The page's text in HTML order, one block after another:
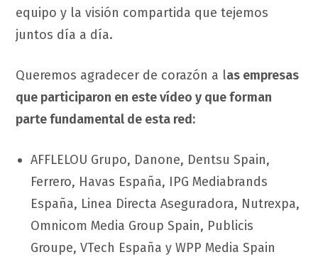
equipo y la visión compartida que tejemos
juntos día a día.
Queremos agradecer de corazón a las empresas
que participaron en este vídeo y que forman
parte fundamental de esta red:
AFFLELOU Grupo, Danone, Dentsu Spain,
Ferrero, Havas España, IPG Mediabrands
España, Linea Directa Aseguradora, Nutrexpa,
Omnicom Media Group Spain, Publicis
Groupe, VTech España y WPP Media Spain